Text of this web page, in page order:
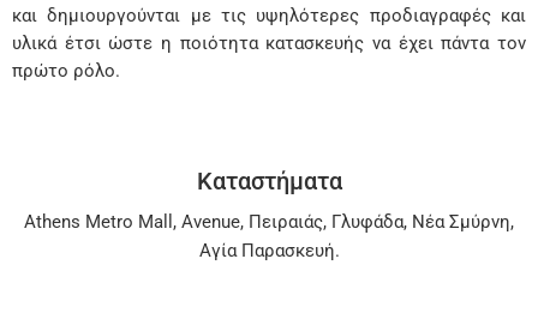
και δημιουργούνται με τις υψηλότερες προδιαγραφές και
υλικά έτσι ώστε η ποιότητα κατασκευής να έχει πάντα τον
πρώτο ρόλο.
Καταστήματα
Athens Metro Mall , Avenue, Πειραιάς, Γλυφάδα, Νέα Σμύρνη,
Αγία Παρασκευή.